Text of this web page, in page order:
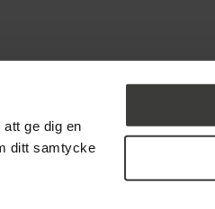
ge dig en
ditt samtycke